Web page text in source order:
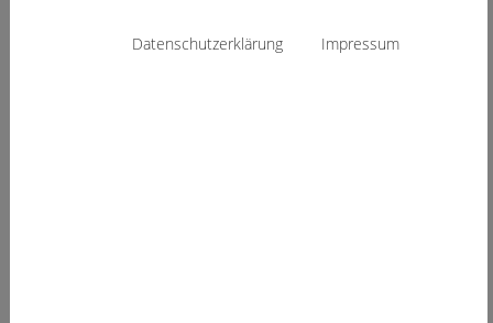
Datenschutzerklärung Impressum